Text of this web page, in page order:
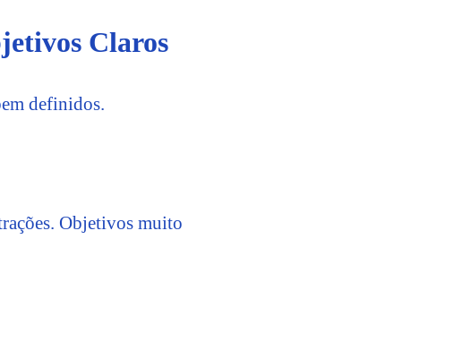
Claros
definidos.
Objetivos muito